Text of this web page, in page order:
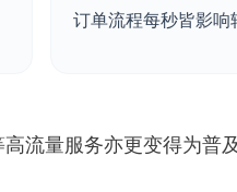
订单流程每秒皆影响
流量服务亦更变得为普